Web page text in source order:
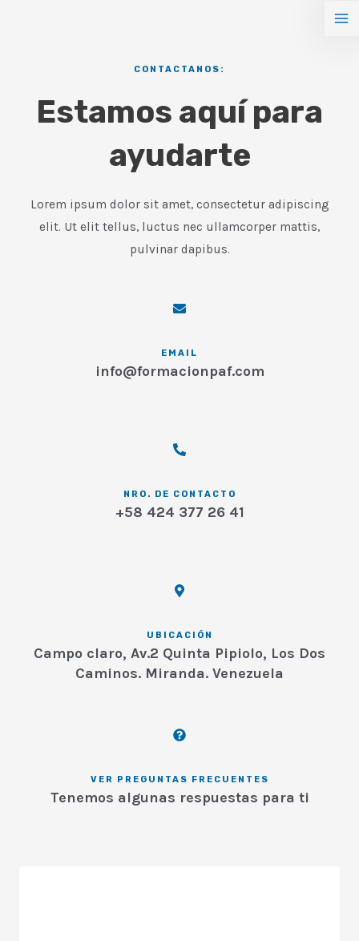
CONTACTANOS:
Estamos aquí para
ayudarte
Lorem ipsum dolor sit amet, consectetur adipiscing
elit. Ut elit tellus, luctus nec ullamcorper mattis,
pulvinar dapibus.
EMAIL
info@formacionpaf.com
NRO. DE CONTACTO
+58 424 377 26 41
UBICACIÓN
Campo claro, Av.2 Quinta Pipiolo, Los Dos
Caminos. Miranda. Venezuela
VER PREGUNTAS FRECUENTES
Tenemos algunas respuestas para ti